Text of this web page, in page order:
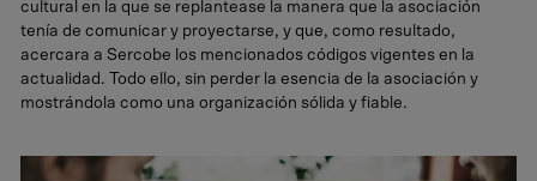
cultural en la que se replantease la manera que la asociación
tenía de comunicar y proyectarse, y que, como resultado,
acercara a Sercobe los mencionados códigos vigentes en la
actualidad. Todo ello, sin perder la esencia de la asociación y
mostrándola como una organización sólida y fiable.